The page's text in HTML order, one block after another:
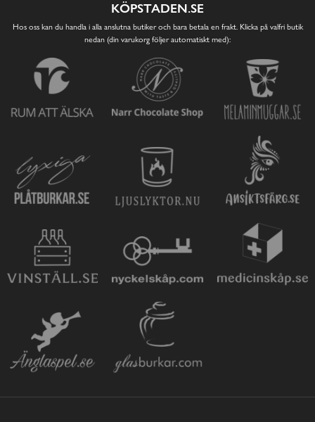
KÖPSTADEN.SE
Hos oss kan du handla i alla anslutna butiker och bara betala en frakt. Klicka på valfri butik
nedan (din varukorg följer automatiskt med):